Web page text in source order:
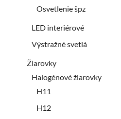
Osvetlenie špz
LED interiérové
Výstražné svetlá
Žiarovky
Halogénové žiarovky
H11
H12